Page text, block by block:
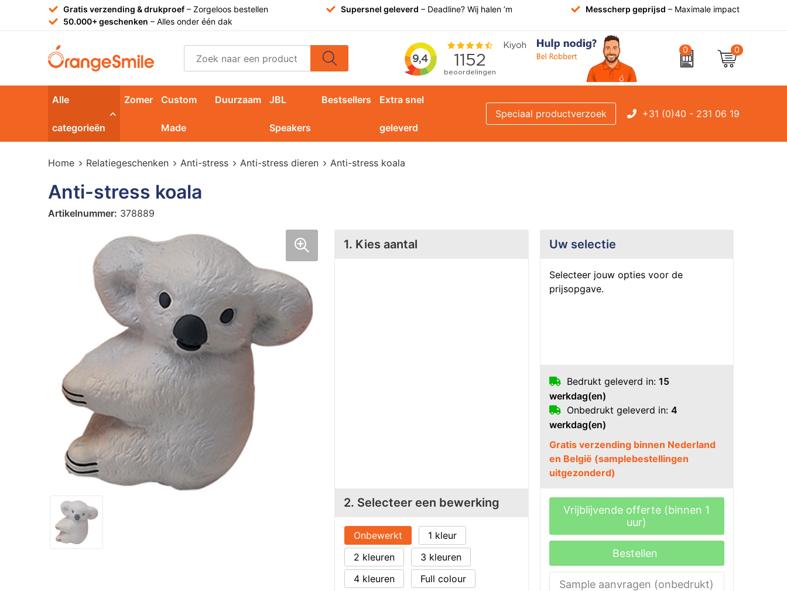
Gratis verzending & drukproef– Zorgeloos bestellen Supersnel geleverd – Deadline? Wij halen ’m Messcherp geprijsd – Maximale impact
50.000+ geschenken – Alles onder één dak
0 0
Alle
categorieën
Zomer Custom
Made
Duurzaam JBL
Speakers
Bestsellers Extra snel
geleverd
Speciaal productverzoek +31 (0)40 - 231 06 19
Home Relatiegeschenken Anti-stress Anti-stress dieren Anti-stress koala
Anti-stress koala
Artikelnummer: 378889
1. Kies aantal
2. Selecteer een bewerking
Onbewerkt
1
2
3
4
Full colour
Uw selectie
Selecteer jouw opties voor de
prijsopgave.
Bedrukt geleverd in: 15
werkdag(en)
Onbedrukt geleverd in: 4
werkdag(en)
Gratis verzending binnen Nederland
en België (samplebestellingen
uitgezonderd)
Vrijblijvende offerte (binnen 1
uur)
Bestellen
Sample aanvragen (onbedrukt)